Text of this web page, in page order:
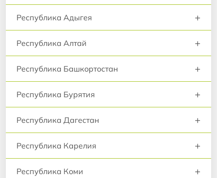
Республика Адыгея +
Республика Алтай +
Республика Башкортостан +
Республика Бурятия +
Республика Дагестан +
Республика Карелия +
Республика Коми +